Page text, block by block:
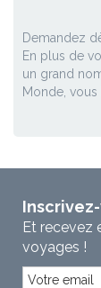
Demandez
En plus de
un grand
Monde,
Et recevez
voyages !